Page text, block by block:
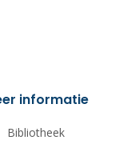
informatie
Bibliotheek